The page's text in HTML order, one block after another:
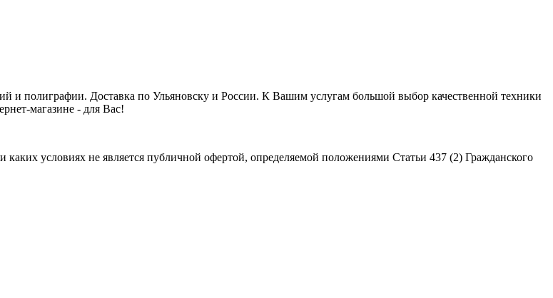
и полиграфии. Доставка по Ульяновску и России. К Вашим услугам большой выбор качественной техники
магазине - для Вас!
условиях не является публичной офертой, определяемой положениями Статьи 437 (2) Гражданского